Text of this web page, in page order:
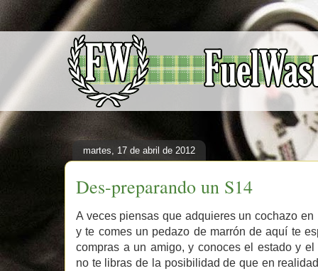
martes, 17 de abril de 2012
Des-preparando un S14
A veces piensas que adquieres un cochazo
y te comes un pedazo de marrón de aquí te
compras a un amigo, y conoces el estado y
no te libras de la posibilidad de que en